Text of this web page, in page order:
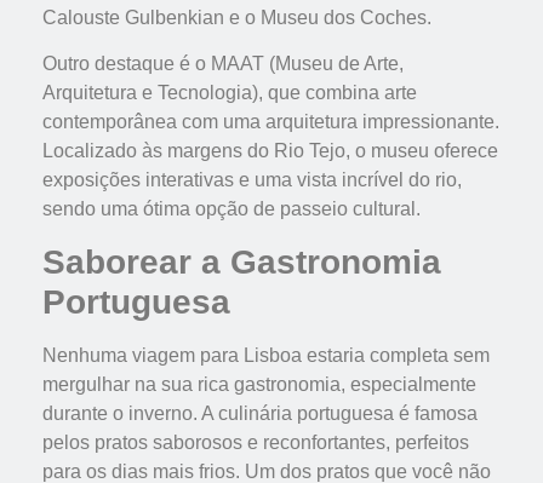
Calouste Gulbenkian e o Museu dos Coches.
Outro destaque é o MAAT (Museu de Arte,
Arquitetura e Tecnologia), que combina arte
contemporânea com uma arquitetura impressionante.
Localizado às margens do Rio Tejo, o museu oferece
exposições interativas e uma vista incrível do rio,
sendo uma ótima opção de passeio cultural.
Saborear a Gastronomia
Portuguesa
Nenhuma viagem para Lisboa estaria completa sem
mergulhar na sua rica gastronomia, especialmente
durante o inverno. A culinária portuguesa é famosa
pelos pratos saborosos e reconfortantes, perfeitos
para os dias mais frios. Um dos pratos que você não